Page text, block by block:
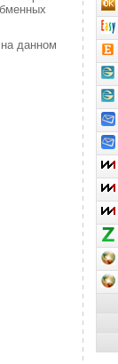
на данном